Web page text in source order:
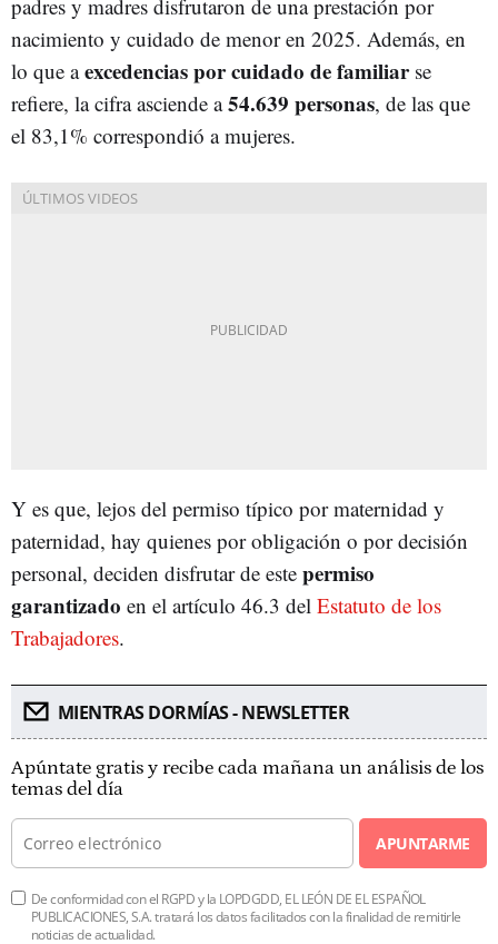
padres y madres disfrutaron de una prestación por
nacimiento y cuidado de menor en 2025. Además, en
lo que aexcedencias por cuidado de familiar se
refiere, la cifra asciende a54.639 personas, de las que
el 83,1% correspondió a mujeres.
Y es que, lejos del permiso típico por maternidad y
paternidad, hay quienes por obligación o por decisión
personal, deciden disfrutar de este permiso
garantizado en el artículo 46.3 del Estatuto de los
Trabajadores.
MIENTRAS DORMÍAS - NEWSLETTER
Apúntate gratis y recibe cada mañana un análisis de los
temas del día
APUNTARME
De conformidad con el RGPD y la LOPDGDD, EL LEÓN DE EL ESPAÑOL
PUBLICACIONES, S.A. tratará los datos facilitados con la finalidad de remitirle
noticias de actualidad.